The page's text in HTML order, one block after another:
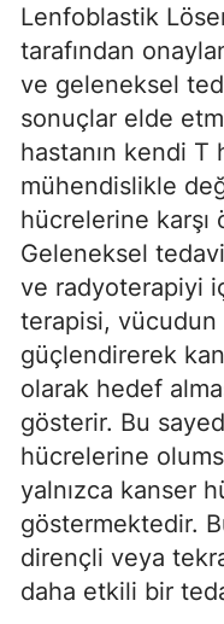
Lenfoblastik
tarafından
ve geleneksel
sonuçlar elde
hastanın kendi
mühendislikle
hücrelerine karşı
Geleneksel
ve radyoterapiyi
terapisi, vücudun
güçlendirerek
olarak hedef
gösterir. Bu
hücrelerine
yalnızca kanser
göstermektedir.
dirençli veya
daha etkili bir